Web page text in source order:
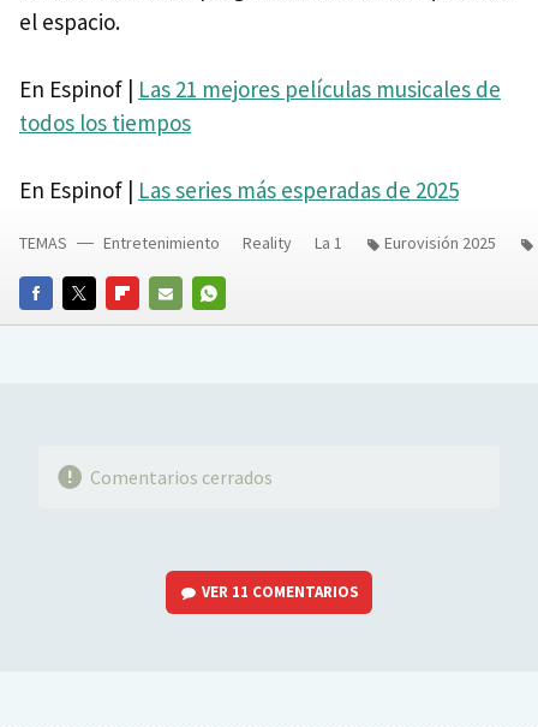
el espacio.
En Espinof | Las 21 mejores películas musicales de
todos los tiempos
En Espinof | Las series más esperadas de 2025
FACEBOOKTWITTERFLIPBOARD
E-
WHATSAPP
TEMAS Entretenimiento Reality La 1 Eurovisión 2025
Comentarios cerrados
VER 11 COMENTARIOS